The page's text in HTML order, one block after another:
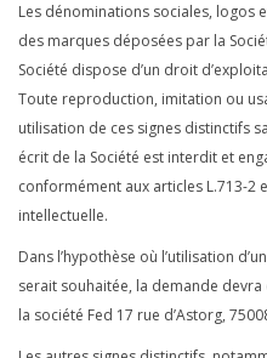
Les dénominations sociales, logos
des marques déposées par la
Société dispose d’un droit
Toute reproduction, imitation ou
utilisation de ces signes distinctifs
écrit de la Société est interdit et
conformément aux articles L.713-2
intellectuelle.
Dans l’hypothèse où l’utilisation
serait souhaitée, la demande
la société Fed 17 rue d’Astorg,